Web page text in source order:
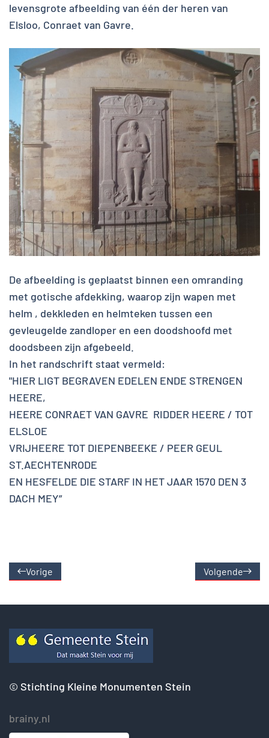
levensgrote afbeelding van één der heren van
Elsloo, Conraet van Gavre.
De afbeelding is geplaatst binnen een omranding
met gotische afdekking, waarop zijn wapen met
helm , dekkleden en helmteken tussen een
gevleugelde zandloper en een doodshoofd met
doodsbeen zijn afgebeeld.
In het randschrift staat vermeld:
"HIER LIGT BEGRAVEN EDELEN ENDE STRENGEN
HEERE,
HEERE CONRAET VAN GAVRE RIDDER HEERE / TOT
ELSLOE
VRIJHEERE TOT DIEPENBEEKE / PEER GEUL
ST.AECHTENRODE
EN HESFELDE DIE STARF IN HET JAAR 1570 DEN 3
DACH MEY”
Vorige Volgende
© Stichting Kleine Monumenten Stein
brainy.nl